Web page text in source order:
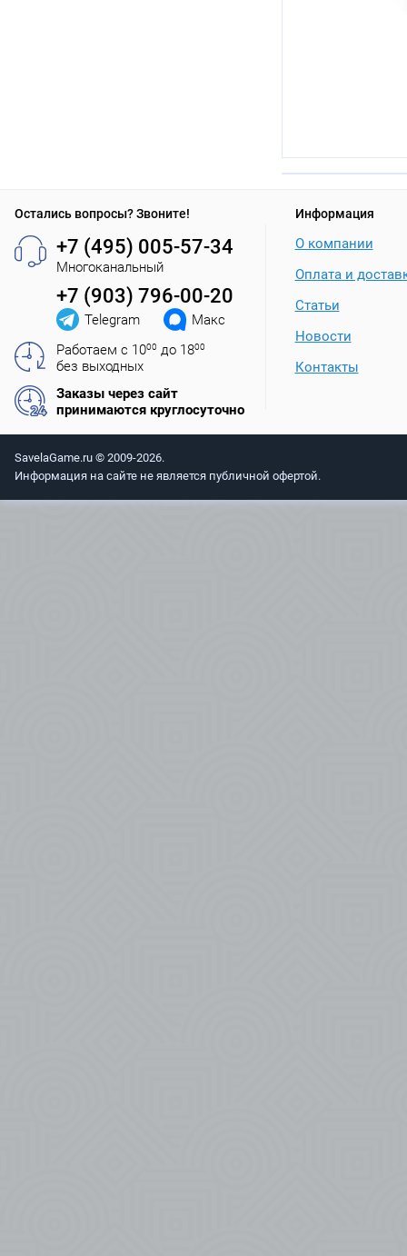
Остались вопросы? Звоните!
+7 (495) 005-57-34
Многоканальный
+7 (903) 796-00-20
Telegram
Макс
Работаем с 1000 до 1800
без выходных
Заказы через сайт
принимаются круглосуточно
Информация
О компании
Оплата и
Статьи
Новости
Контакты
SavelaGame.ru © 2009-2026.
Информация на сайте не является публичной офертой.